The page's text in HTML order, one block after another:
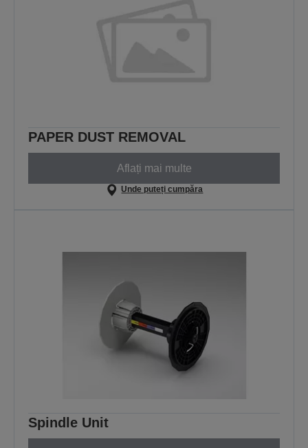
PAPER DUST REMOVAL
Aflați mai multe
Unde puteți cumpăra
Spindle Unit